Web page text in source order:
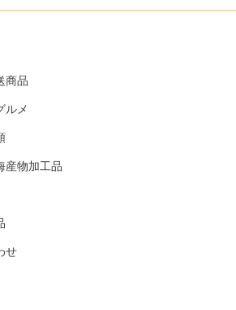
商品
ルメ
産物加工品
せ